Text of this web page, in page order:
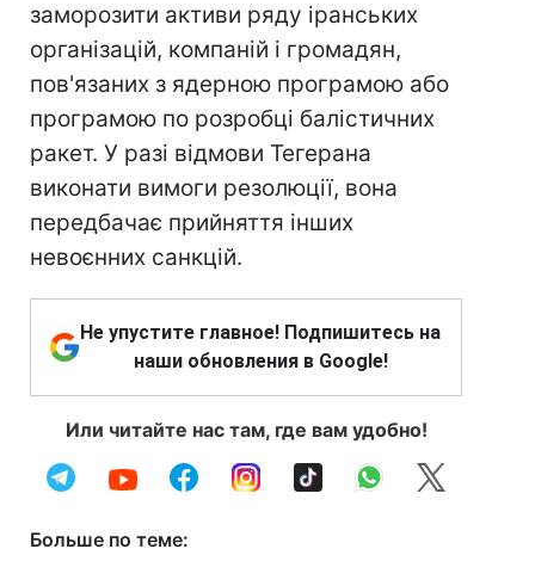
заморозити активи ряду іранських
організацій, компаній і громадян,
пов'язаних з ядерною програмою або
програмою по розробці балістичних
ракет. У разі відмови Тегерана
виконати вимоги резолюції, вона
передбачає прийняття інших
невоєнних санкцій.
Не упустите главное! Подпишитесь на
наши обновления в Google!
Или читайте нас там, где вам удобно!
Больше по теме: